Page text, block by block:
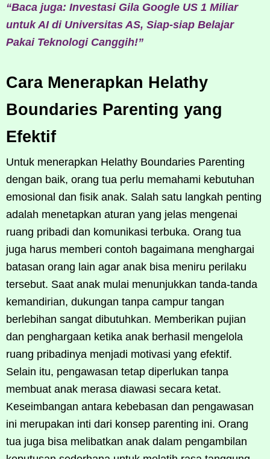
“Baca juga: Investasi Gila Google US 1 Miliar
untuk AI di Universitas AS, Siap-siap Belajar
Pakai Teknologi Canggih!”
Cara Menerapkan Helathy
Boundaries Parenting yang
Efektif
Untuk menerapkan Helathy Boundaries Parenting
dengan baik, orang tua perlu memahami kebutuhan
emosional dan fisik anak. Salah satu langkah penting
adalah menetapkan aturan yang jelas mengenai
ruang pribadi dan komunikasi terbuka. Orang tua
juga harus memberi contoh bagaimana menghargai
batasan orang lain agar anak bisa meniru perilaku
tersebut. Saat anak mulai menunjukkan tanda-tanda
kemandirian, dukungan tanpa campur tangan
berlebihan sangat dibutuhkan. Memberikan pujian
dan penghargaan ketika anak berhasil mengelola
ruang pribadinya menjadi motivasi yang efektif.
Selain itu, pengawasan tetap diperlukan tanpa
membuat anak merasa diawasi secara ketat.
Keseimbangan antara kebebasan dan pengawasan
ini merupakan inti dari konsep parenting ini. Orang
tua juga bisa melibatkan anak dalam pengambilan